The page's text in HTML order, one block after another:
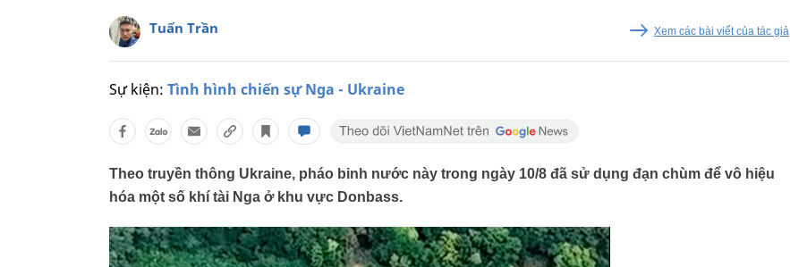
Tuấn Trần Xem các bài viết của tác giả
Sự kiện: Tình hình chiến sự Nga - Ukraine
Theo truyền thông Ukraine, pháo binh nước này trong ngày 10/8 đã sử dụng đạn chùm để vô hiệu
hóa một số khí tài Nga ở khu vực Donbass.